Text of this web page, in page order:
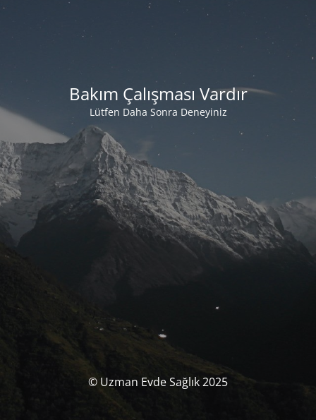
Bakım Çalışması Vardır
Lütfen Daha Sonra Deneyiniz
© Uzman Evde Sağlık 2025